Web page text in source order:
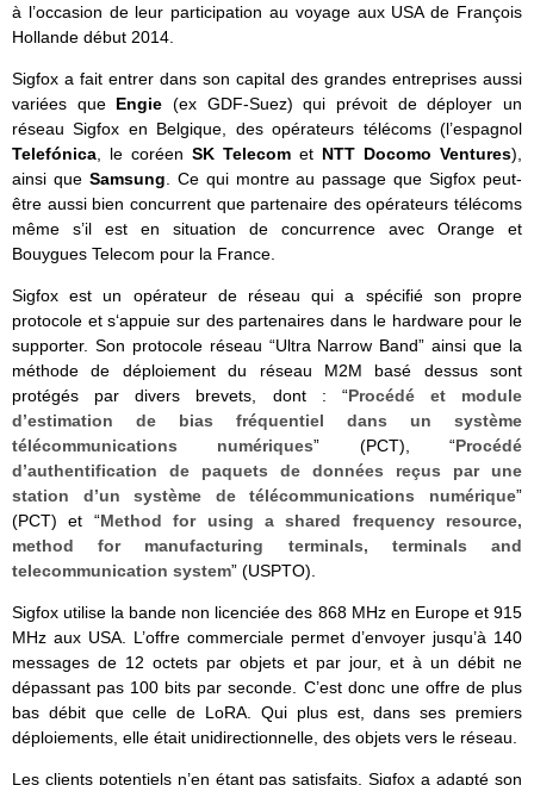
à l’occasion de leur participation au voyage aux USA de François
Hollande début 2014.
Sigfox a fait entrer dans son capital des grandes entreprises aussi
variées que Engie(ex GDF-Suez) qui prévoit de déployer un
réseau Sigfox en Belgique, des opérateurs télécoms (l’espagnol
Telefónica , le coréen SK Telecom et NTT Docomo Ventures),
ainsi que Samsung . Ce qui montre au passage que Sigfox peut-
être aussi bien concurrent que partenaire des opérateurs télécoms
même s’il est en situation de concurrence avec Orange et
Bouygues Telecom pour la France.
Sigfox est un opérateur de réseau qui a spécifié son propre
protocole et s‘appuie sur des partenaires dans le hardware pour le
supporter. Son protocole réseau “Ultra Narrow Band” ainsi que la
méthode de déploiement du réseau M2M basé dessus sont
protégés par divers brevets, dont : “Procédé et module
d’estimation de bias fréquentiel dans un système
télécommunications numériques” (PCT), “Procédé
d’authentification de paquets de données reçus par une
station d’un système de télécommunications numérique”
(PCT) et “Method for using a shared frequency resource,
method for manufacturing terminals, terminals and
telecommunication system” (USPTO).
Sigfox utilise la bande non licenciée des 868 MHz en Europe et 915
MHz aux USA. L’offre commerciale permet d’envoyer jusqu’à 140
messages de 12 octets par objets et par jour, et à un débit ne
dépassant pas 100 bits par seconde. C’est donc une offre de plus
bas débit que celle de LoRA. Qui plus est, dans ses premiers
déploiements, elle était unidirectionnelle, des objets vers le réseau.
Les clients potentiels n’en étant pas satisfaits, Sigfox a adapté son